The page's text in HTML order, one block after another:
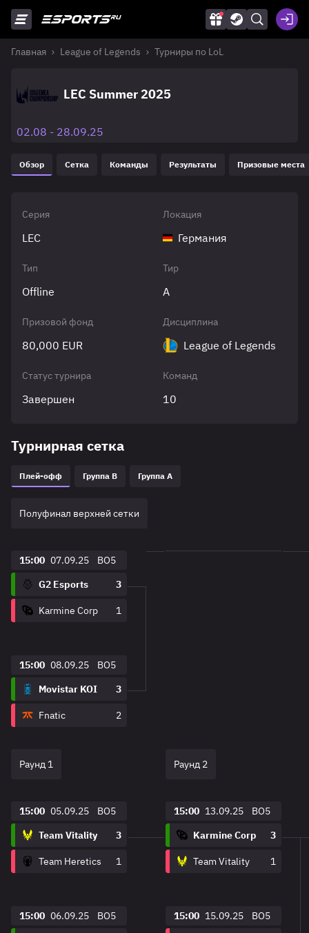
Главная League of Legends Турниры по LoL
LEC Summer 2025
02.08 - 28.09.25
Обзор Сетка Команды Результаты Призовые места
Серия
LEC
Локация
Германия
Тип
Offline
Тир
A
Призовой фонд
80,000 EUR
Дисциплина
League of Legends
Статус турнира
Завершен
Команд
10
Турнирная сетка
Плей-офф Группа B Группа A
Полуфинал верхней сетки
15:00 07.09.25
BO5
G2 Esports
3
Karmine Corp 1
15:00 08.09.25
BO5
Movistar KOI
3
Fnatic 2
Раунд 1
15:00 05.09.25
BO5
Team Vitality
3
Team Heretics 1
15:00 06.09.25
BO5
Раунд 2
15:00 13.09.25
BO5
Karmine Corp
3
Team Vitality 1
15:00 15.09.25
BO5